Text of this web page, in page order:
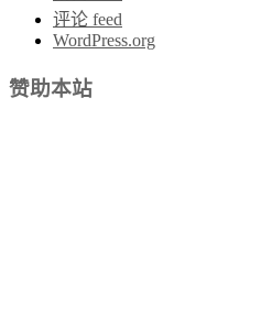
评论 feed
WordPress.org
赞助本站